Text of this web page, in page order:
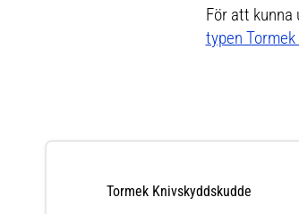
För att kunna
typen Tormek
Tormek Knivskyddskudde